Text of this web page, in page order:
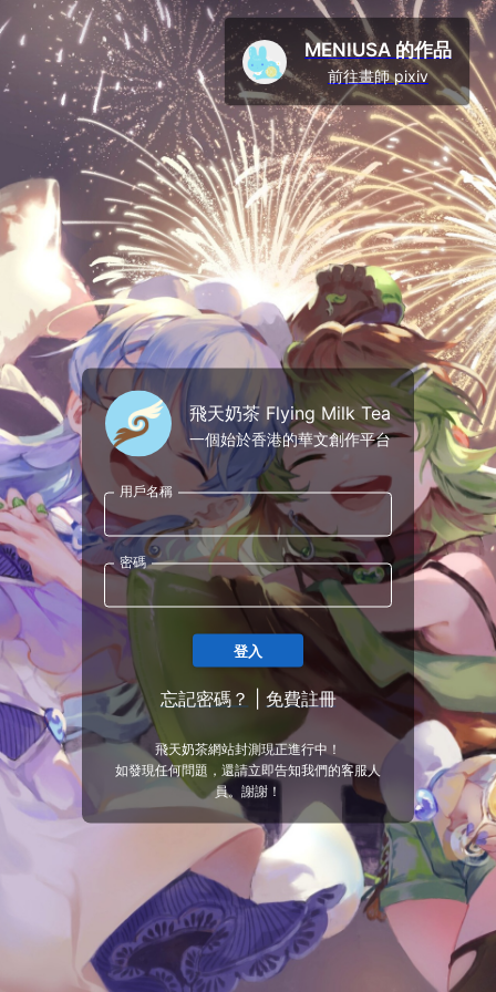
飛天奶茶 Flying Milk Tea
一個始於香港的華文創作平台
用戶名稱
密碼
登入
忘記密碼？ 免費註冊
飛天奶茶網站封測現正進行中！
如發現任何問題，還請立即告知我們的客服人
員。謝謝！
MENIUSA 的作品
前往畫師 pixiv